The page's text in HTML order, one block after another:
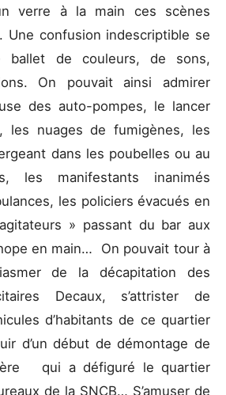
verre à la main ces scènes
Une confusion indescriptible se
ballet de couleurs, de sons,
On pouvait ainsi admirer
des auto-pompes, le lancer
les nuages de fumigènes, les
dans les poubelles ou au
les manifestants inanimés
les policiers évacués en
» passant du bar aux
en main… On pouvait tour à
de la décapitation des
Decaux, s’attrister de
d’habitants de ce quartier
d’un début de démontage de
qui a défiguré le quartier
de la SNCB… S’amuser de